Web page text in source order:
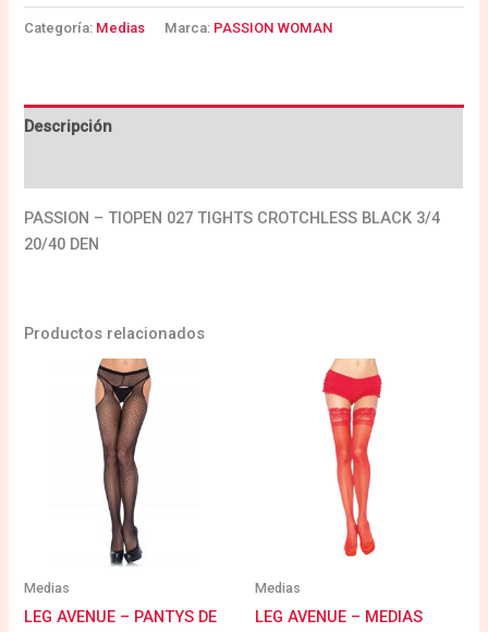
Categoría: Medias Marca: PASSION WOMAN
Descripción
PASSION – TIOPEN 027 TIGHTS CROTCHLESS BLACK 3/4
20/40 DEN
Productos relacionados
Medias
LEG AVENUE – PANTYS DE
Medias
LEG AVENUE – MEDIAS